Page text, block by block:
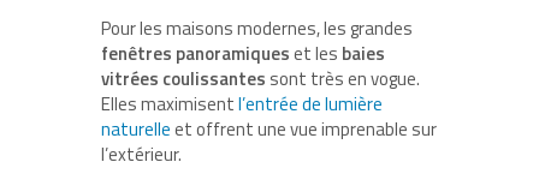
Pour les maisons modernes, les grandes
fenêtres panoramiqueset les baies
vitrées coulissantes sont très en vogue.
Elles maximisentl’entrée de lumière
naturelleet offrent une vue imprenable sur
l’extérieur.